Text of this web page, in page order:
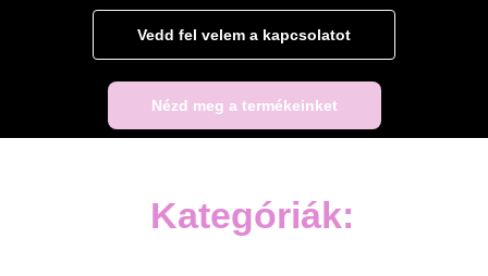
Vedd fel velem a kapcsolatot
Nézd meg a termékeinket
Kategóriák: